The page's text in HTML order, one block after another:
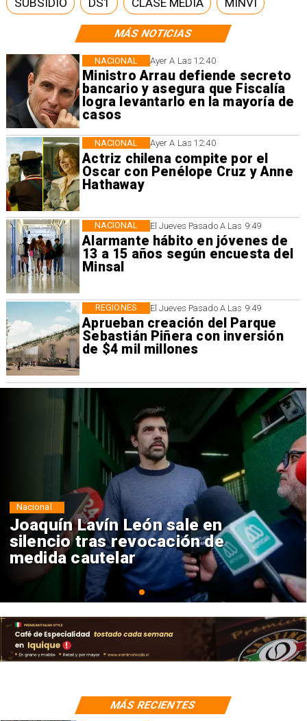
MÁS NOTICIAS
Ayer A Las 12:40
Ministro Arrau defiende secreto
bancario y asegura que Fiscalía
logra levantarlo en la mayoría de
casos
NACIONAL
Ayer A Las 12:40
Actriz chilena compite por el
Oscar con Penélope Cruz y Anne
Hathaway
NACIONAL
El Jueves Pasado A Las 9:49
Alarmante hábito en jóvenes de
13 a 15 años según encuesta del
Minsal
NACIONAL
El Jueves Pasado A Las 9:49
Aprueban creación del Parque
Sebastián Piñera con inversión
de $4 mil millones
REGIONES
Chile y Venezuela formalizan
reinicio de relaciones
consulares
Nacional
MÁS RECIENTES